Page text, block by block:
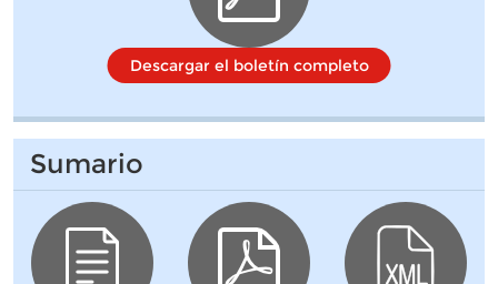
Descargar el boletín completo
Sumario